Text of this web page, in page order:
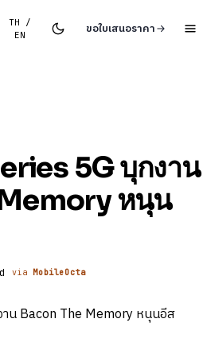
TH /
EN
ขอใบเสนอราคา
5G บุกงาน
หนุน
via MobileOcta